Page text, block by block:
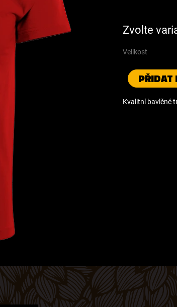
Zvolte
Velikost
PŘIDAT
Kvalitní bavlěné